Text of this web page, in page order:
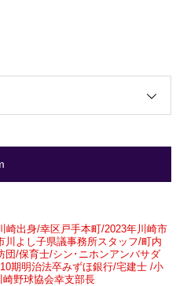
崎出身/幸区戸手本町/2023年川崎市
川よし子県議事務所スタッフ/町内
団/保育士/シン･ニホンアンバサダ
期明治法卒みずほ銀行/宅建士 /小
野球協会幸支部長